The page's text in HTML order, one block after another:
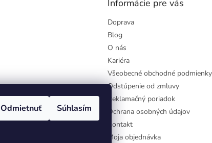
Odmietnuť Súhlasím
Informácie pre vás
Doprava
Blog
O nás
Kariéra
Všeobecné obchodné podmienky
Odstúpenie od zmluvy
Reklamačný poriadok
Ochrana osobných údajov
Kontakt
Moja objednávka